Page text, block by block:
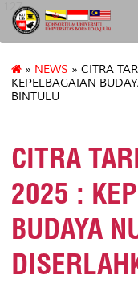
127
» NEWS » CITRA
KEPELBAGAIAN
BINTULU
CITRA
2025 :
BUDAYA